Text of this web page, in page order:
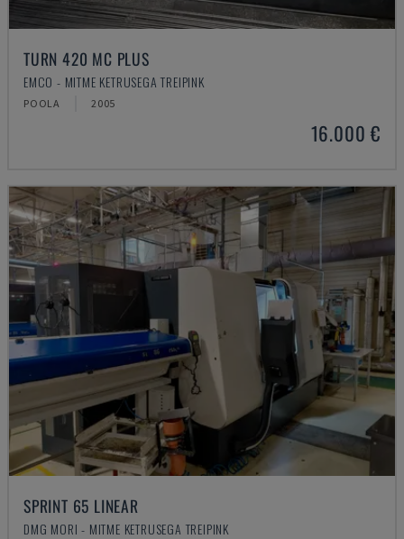
TURN 420 MC PLUS
EMCO - MITME KETRUSEGA TREIPINK
POOLA 2005
16.000 €
SPRINT 65 LINEAR
DMG MORI - MITME KETRUSEGA TREIPINK